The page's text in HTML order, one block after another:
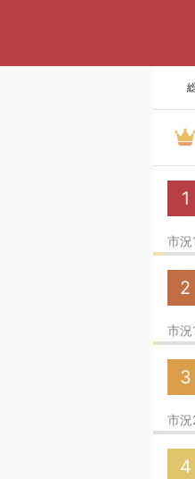
1
市況
2
市況
3
市況
4